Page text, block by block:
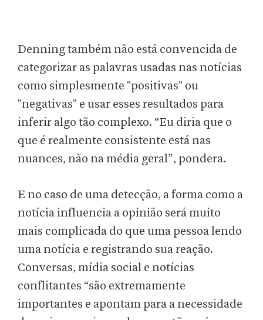
Denning também não está convencida de
categorizar as palavras usadas nas notícias
como simplesmente "positivas" ou
"negativas" e usar esses resultados para
inferir algo tão complexo. “Eu diria que o
que é realmente consistente está nas
nuances, não na média geral”, pondera.
E no caso de uma detecção, a forma como a
notícia influencia a opinião será muito
mais complicada do que uma pessoa lendo
uma notícia e registrando sua reação.
Conversas, mídia social e notícias
conflitantes “são extremamente
importantes e apontam para a necessidade